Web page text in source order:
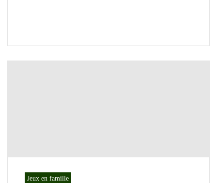
Jeux en famille